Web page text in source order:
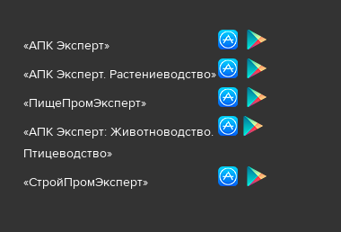
«АПК Эксперт»
«АПК Эксперт. Растениеводство»
«ПищеПромЭксперт»
«АПК Эксперт: Животноводство.
Птицеводство»
«СтройПромЭксперт»